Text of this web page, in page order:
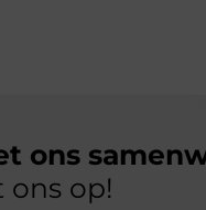
ons
op!